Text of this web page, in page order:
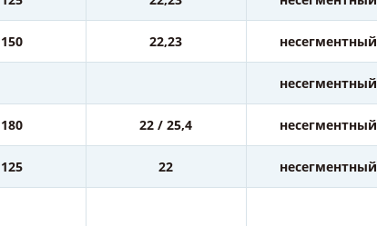
150 22,23 несегментный
несегментный
180 22 / 25,4 несегментный
125 22 несегментный